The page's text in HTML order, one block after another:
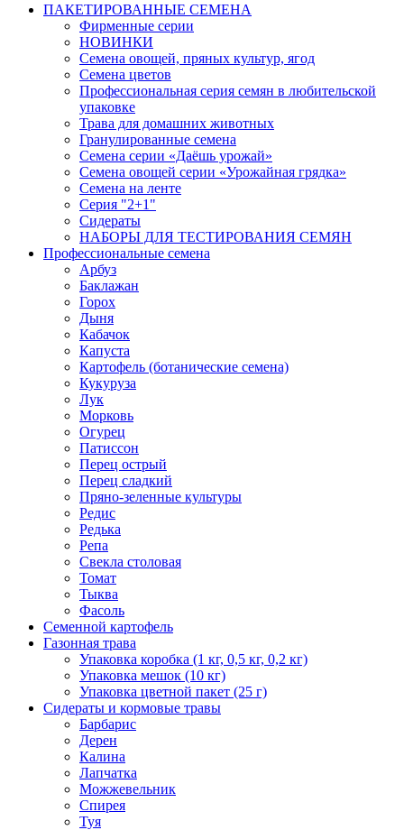
ПАКЕТИРОВАННЫЕ СЕМЕНА
Фирменные серии
НОВИНКИ
Семена овощей, пряных культур, ягод
Семена цветов
Профессиональная серия семян в любительской
упаковке
Трава для домашних животных
Гранулированные семена
Семена серии «Даёшь урожай»
Семена овощей серии «Урожайная грядка»
Семена на ленте
Серия "2+1"
Сидераты
НАБОРЫ ДЛЯ ТЕСТИРОВАНИЯ СЕМЯН
Профессиональные семена
Арбуз
Баклажан
Горох
Дыня
Кабачок
Капуста
Картофель (ботанические семена)
Кукуруза
Лук
Морковь
Огурец
Патиссон
Перец острый
Перец сладкий
Пряно-зеленные культуры
Редис
Редька
Репа
Свекла столовая
Томат
Тыква
Фасоль
Семенной картофель
Газонная трава
Упаковка коробка (1 кг, 0,5 кг, 0,2 кг)
Упаковка мешок (10 кг)
Упаковка цветной пакет (25 г)
Сидераты и кормовые травы
Барбарис
Дерен
Калина
Лапчатка
Можжевельник
Спирея
Туя